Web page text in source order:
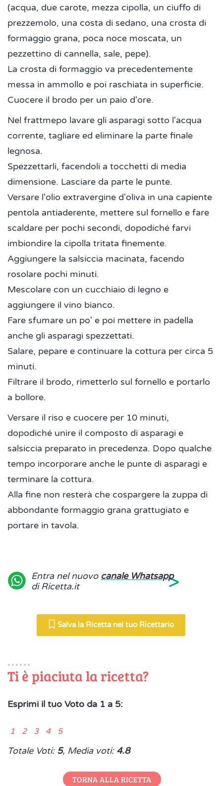
(acqua, due carote, mezza cipolla, un ciuffo di
prezzemolo, una costa di sedano, una crosta di
formaggio grana, poca noce moscata, un
pezzettino di cannella, sale, pepe).
La crosta di formaggio va precedentemente
messa in ammollo e poi raschiata in superficie.
Cuocere il brodo per un paio d'ore.
Nel frattmepo lavare gli asparagi sotto l'acqua
corrente, tagliare ed eliminare la parte finale
legnosa.
Spezzettarli, facendoli a tocchetti di media
dimensione. Lasciare da parte le punte.
Versare l'olio extravergine d'oliva in una capiente
pentola antiaderente, mettere sul fornello e fare
scaldare per pochi secondi, dopodiché farvi
imbiondire la cipolla tritata finemente.
Aggiungere la salsiccia macinata, facendo
rosolare pochi minuti.
Mescolare con un cucchiaio di legno e
aggiungere il vino bianco.
Fare sfumare un po' e poi mettere in padella
anche gli asparagi spezzettati.
Salare, pepare e continuare la cottura per circa 5
minuti.
Filtrare il brodo, rimetterlo sul fornello e portarlo
a bollore.
Versare il riso e cuocere per 10 minuti,
dopodiché unire il composto di asparagi e
salsiccia preparato in precedenza. Dopo qualche
tempo incorporare anche le punte di asparagi e
terminare la cottura.
Alla fine non resterà che cospargere la zuppa di
abbondante formaggio grana grattugiato e
portare in tavola.
Entra nel nuovo canale Whatsapp
di Ricetta.it
>
Salva la Ricetta nel tuo Ricettario
Ti è piaciuta la ricetta?
Esprimi il tuo Voto da 1 a 5:
1 2 3 4 5
Totale Voti: 5, Media voti: 4.8
TORNA ALLA RICETTA